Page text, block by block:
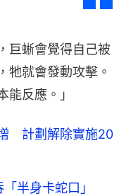
巨蜥會覺得自己被
牠就會發動攻擊。
反應。」
計劃解除實施20
「半身卡蛇口」